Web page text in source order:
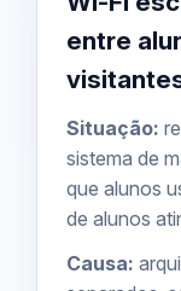
entre
Situação:
sistema de
que alunos
de alunos
Causa: